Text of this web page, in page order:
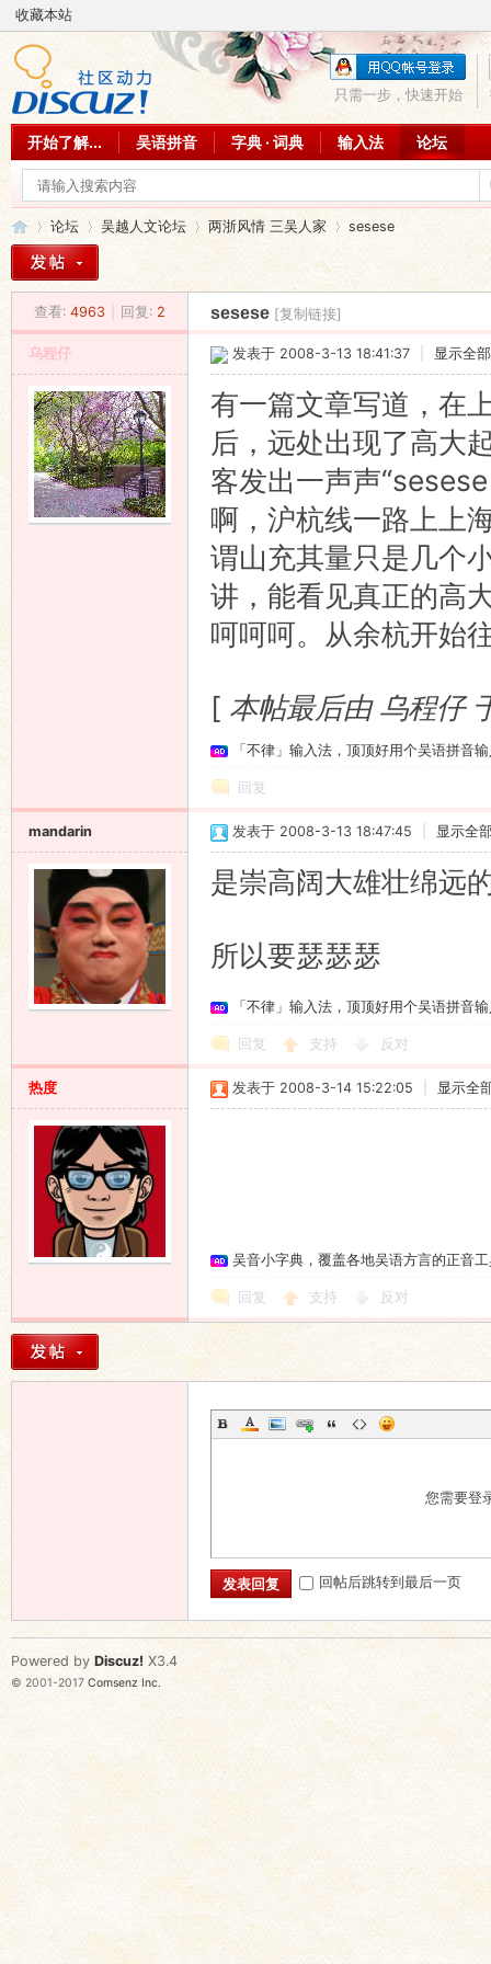
收藏本站
只需一步，快速开始
开始了解... 吴语拼音 字典 · 词典 输入法 论坛
»
论坛
›
吴越人文论坛 两浙风情 三吴人家
›
sesese
查看: 4963 回复: 2 sesese [复制链接]
乌程仔 发表于 2008-3-13 18:41:37 显示全
有一篇文章写道，在
后，远处出现了高大
客发出一声声
啊，沪杭线一路上上
谓山充其量只是几个
讲，能看见真正的高
呵呵呵。从余杭开始
[ 本帖最后由 乌程
「不律」输入法，顶顶好用个吴语拼音
回复
mandarin 发表于 2008-3-13 18:47:45 显示全
是崇高阔大雄壮绵远
所以要瑟瑟瑟
「不律」输入法，顶顶好用个吴语拼音
回复 支持 反对
热度 发表于 2008-3-14 15:22:05 显示全
吴音小字典，覆盖各地吴语方言的正音
回复 支持 反对
您需要登
发表回复 回帖后跳转到最后一页
Powered by Discuz! X3.4
© 2001-2017 Comsenz Inc.